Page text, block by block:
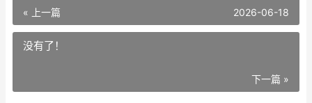
« 上一篇 2026-06-18
没有了！
下一篇 »